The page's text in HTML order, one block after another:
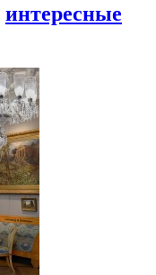
интересные